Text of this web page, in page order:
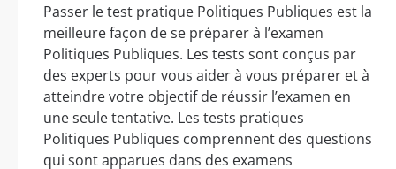
Passer le test pratique Politiques Publiques est la
meilleure façon de se préparer à l’examen
Politiques Publiques. Les tests sont conçus par
des experts pour vous aider à vous préparer et à
atteindre votre objectif de réussir l’examen en
une seule tentative. Les tests pratiques
Politiques Publiques comprennent des questions
qui sont apparues dans des examens